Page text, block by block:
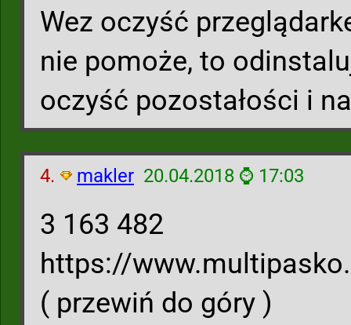
Wez oczyść
nie pomoże, to
oczyść pozostałości i
4. makler 20.04.2018 ⌚ 17:03
3 163 482
https://
( przewiń do góry )